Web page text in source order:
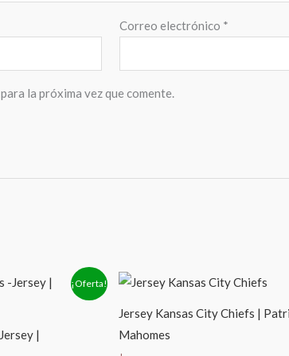
Correo electrónico *
la próxima vez que comente.
¡Oferta!
|
Jersey Kansas City Chiefs |
Mahomes
El
precio
era:
El
precio
es: